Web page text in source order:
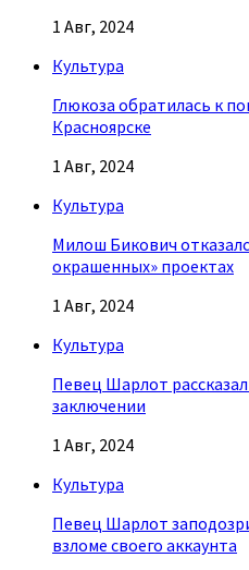
1 Авг, 2024
Культура
Глюкоза обратилась к
Красноярске
1 Авг, 2024
Культура
Милош Бикович
окрашенных» проектах
1 Авг, 2024
Культура
Певец Шарлот
заключении
1 Авг, 2024
Культура
Певец Шарлот
взломе своего аккаунта